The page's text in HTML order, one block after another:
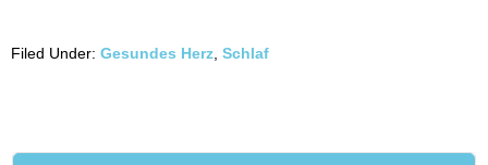
Filed Under: Gesundes Herz Schlaf